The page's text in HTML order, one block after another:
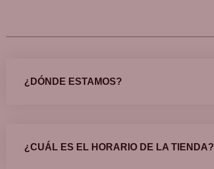
¿DÓNDE ESTAMOS?
¿CUÁL ES EL HORARIO DE LA TIENDA?